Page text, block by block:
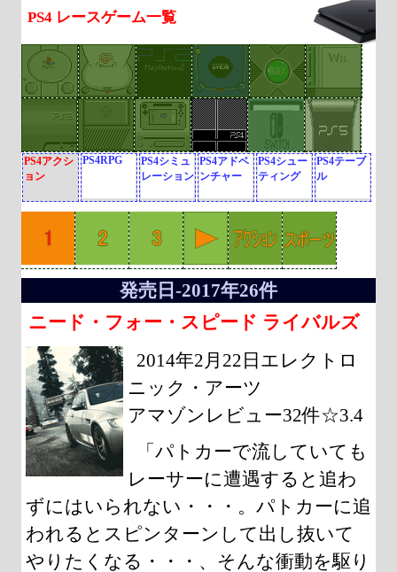
PS4 レースゲーム一覧
PS4アクシ
ョン
PS4RPG
PS4シミュ
レーション
PS4アドベ
ンチャー
PS4シュー
ティング
PS4テーブ
ル
発売日-2017年26件
ニード・フォー・スピード ライバルズ
2014年2月22日エレクトロ
ニック・アーツ
アマゾンレビュー32件☆3.4
「パトカーで流していても
レーサーに遭遇すると追わ
ずにはいられない・・・。パトカーに追
われるとスピンターンして出し抜いて
やりたくなる・・・、そんな衝動を駆り